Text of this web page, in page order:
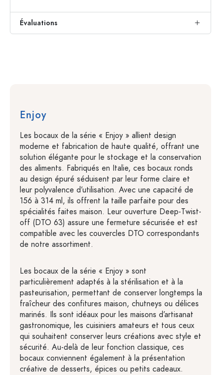
Évaluations
Enjoy
Les bocaux de la série « Enjoy » allient design
moderne et fabrication de haute qualité, offrant une
solution élégante pour le stockage et la conservation
des aliments. Fabriqués en Italie, ces bocaux ronds
au design épuré séduisent par leur forme claire et
leur polyvalence d’utilisation. Avec une capacité de
156 à 314 ml, ils offrent la taille parfaite pour des
spécialités faites maison. Leur ouverture Deep-Twist-
off (DTO 63) assure une fermeture sécurisée et est
compatible avec les couvercles DTO correspondants
de notre assortiment.
Les bocaux de la série « Enjoy » sont
particulièrement adaptés à la stérilisation et à la
pasteurisation, permettant de conserver longtemps la
fraîcheur des confitures maison, chutneys ou délices
marinés. Ils sont idéaux pour les maisons d’artisanat
gastronomique, les cuisiniers amateurs et tous ceux
qui souhaitent conserver leurs créations avec style et
sécurité. Au-delà de leur fonction classique, ces
bocaux conviennent également à la présentation
créative de desserts, épices ou petits cadeaux.